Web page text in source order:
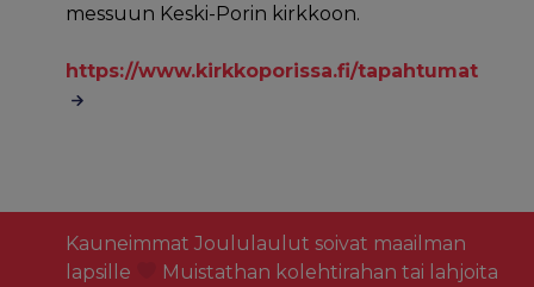
messuun Keski-Porin kirkkoon.
https://www.kirkkoporissa.fi/tapahtumat
Kauneimmat Joululaulut soivat maailman
lapsille
Muistathan kolehtirahan tai lahjoita